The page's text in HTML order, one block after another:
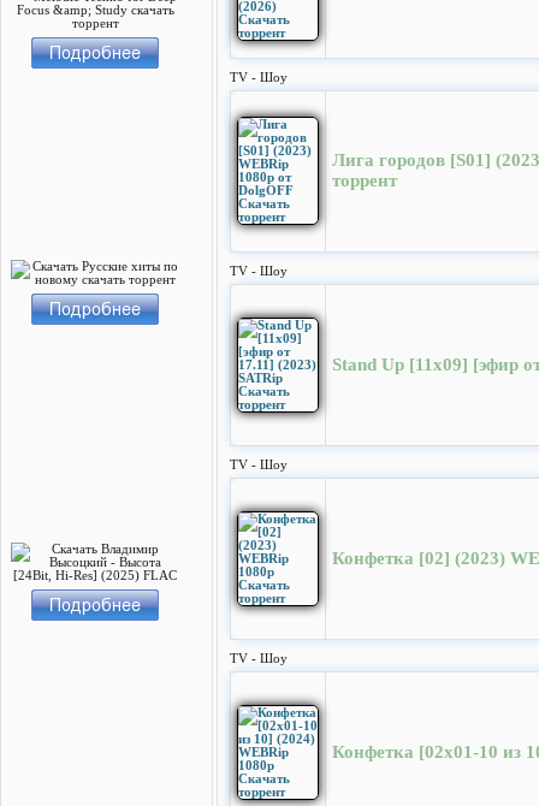
TV - Шоу
Лига городов [S01]
торрент
TV - Шоу
Stand Up [11х09] [эфир
TV - Шоу
Конфетка [02] (2023)
TV - Шоу
Конфетка [02x01-10 из